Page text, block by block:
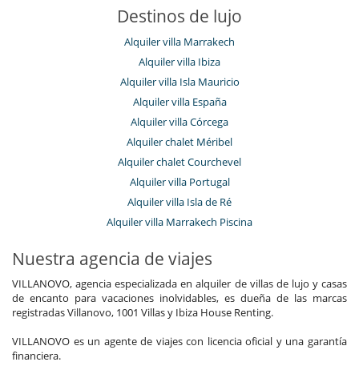
Destinos de lujo
Alquiler villa Marrakech
Alquiler villa Ibiza
Alquiler villa Isla Mauricio
Alquiler villa España
Alquiler villa Córcega
Alquiler chalet Méribel
Alquiler chalet Courchevel
Alquiler villa Portugal
Alquiler villa Isla de Ré
Alquiler villa Marrakech Piscina
Nuestra agencia de viajes
VILLANOVO, agencia especializada en alquiler de villas de lujo y casas
de encanto para vacaciones inolvidables, es dueña de las marcas
registradas Villanovo, 1001 Villas y Ibiza House Renting.
VILLANOVO es un agente de viajes con licencia oficial y una garantía
financiera.